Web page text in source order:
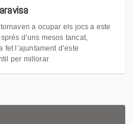
a ocupar els jocs a este
d’uns mesos tancat,
l’ajuntament d’este
per millorar